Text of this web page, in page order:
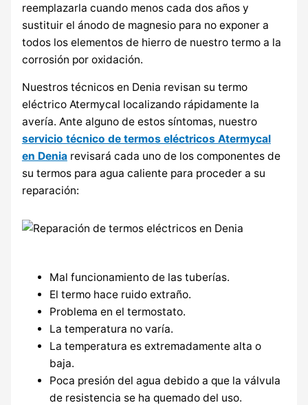
reemplazarla cuando menos cada dos años y
sustituir el ánodo de magnesio para no exponer a
todos los elementos de hierro de nuestro termo a la
corrosión por oxidación.
Nuestros técnicos en Denia revisan su termo
eléctrico Atermycal localizando rápidamente la
avería. Ante alguno de estos síntomas, nuestro
servicio técnico de termos eléctricos Atermycal
en Deniarevisará cada uno de los componentes de
su termos para agua caliente para proceder a su
reparación:
Mal funcionamiento de las tuberías.
El termo hace ruido extraño.
Problema en el termostato.
La temperatura no varía.
La temperatura es extremadamente alta o
baja.
Poca presión del agua debido a que la válvula
de resistencia se ha quemado del uso.